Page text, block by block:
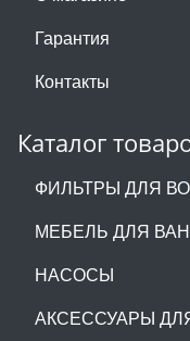
Гарантия
Контакты
Каталог
ФИЛЬТРЫ ДЛЯ
МЕБЕЛЬ ДЛЯ
НАСОСЫ
АКСЕССУАРЫ